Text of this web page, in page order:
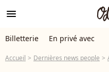
menu
Billetterie En privé avec
Accueil Dernières news people